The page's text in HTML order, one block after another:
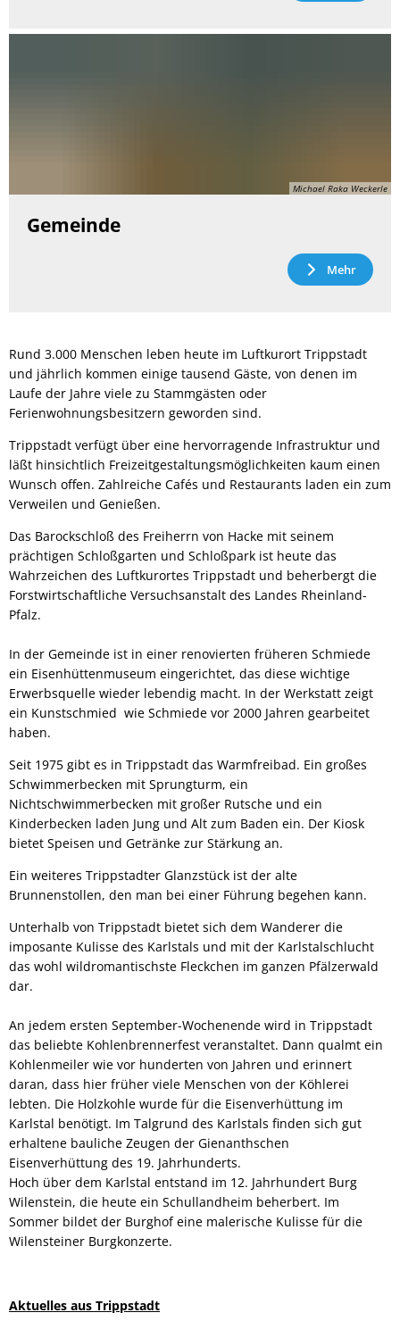
Michael Raka Weckerle
Gemeinde
Mehr
Rund 3.000 Menschen leben heute im Luftkurort Trippstadt
und jährlich kommen einige tausend Gäste, von denen im
Laufe der Jahre viele zu Stammgästen oder
Ferienwohnungsbesitzern geworden sind.
Trippstadt verfügt über eine hervorragende Infrastruktur und
läßt hinsichtlich Freizeitgestaltungsmöglichkeiten kaum einen
Wunsch offen. Zahlreiche Cafés und Restaurants laden ein zum
Verweilen und Genießen.
Das Barockschloß des Freiherrn von Hacke mit seinem
prächtigen Schloßgarten und Schloßpark ist heute das
Wahrzeichen des Luftkurortes Trippstadt und beherbergt die
Forstwirtschaftliche Versuchsanstalt des Landes Rheinland-
Pfalz.
In der Gemeinde ist in einer renovierten früheren Schmiede
ein Eisenhüttenmuseum eingerichtet, das diese wichtige
Erwerbsquelle wieder lebendig macht. In der Werkstatt zeigt
ein Kunstschmied wie Schmiede vor 2000 Jahren gearbeitet
haben.
Seit 1975 gibt es in Trippstadt das Warmfreibad. Ein großes
Schwimmerbecken mit Sprungturm, ein
Nichtschwimmerbecken mit großer Rutsche und ein
Kinderbecken laden Jung und Alt zum Baden ein. Der Kiosk
bietet Speisen und Getränke zur Stärkung an.
Ein weiteres Trippstadter Glanzstück ist der alte
Brunnenstollen, den man bei einer Führung begehen kann.
Unterhalb von Trippstadt bietet sich dem Wanderer die
imposante Kulisse des Karlstals und mit der Karlstalschlucht
das wohl wildromantischste Fleckchen im ganzen Pfälzerwald
dar.
An jedem ersten September-Wochenende wird in Trippstadt
das beliebte Kohlenbrennerfest veranstaltet. Dann qualmt ein
Kohlenmeiler wie vor hunderten von Jahren und erinnert
daran, dass hier früher viele Menschen von der Köhlerei
lebten. Die Holzkohle wurde für die Eisenverhüttung im
Karlstal benötigt. Im Talgrund des Karlstals finden sich gut
erhaltene bauliche Zeugen der Gienanthschen
Eisenverhüttung des 19. Jahrhunderts.
Hoch über dem Karlstal entstand im 12. Jahrhundert Burg
Wilenstein, die heute ein Schullandheim beherbert. Im
Sommer bildet der Burghof eine malerische Kulisse für die
Wilensteiner Burgkonzerte.
Aktuelles aus Trippstadt